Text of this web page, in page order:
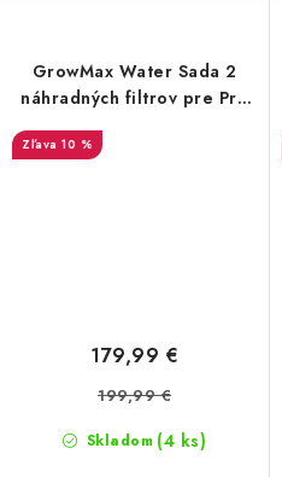
GrowMax Water Sada 2
náhradných filtrov pre Pro
Grow 2000 l/h
10 %
Skladom (4 ks)
179,99 €
199,99 €